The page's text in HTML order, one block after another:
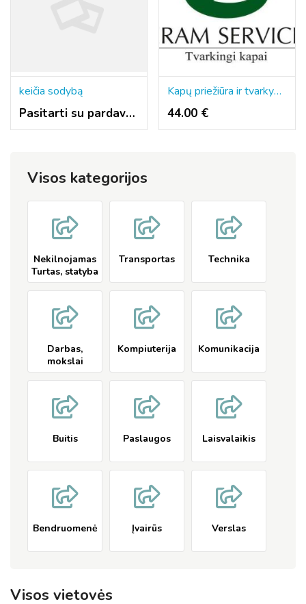
keičia sodybą
Pasitarti su pardavėju
Kapų priežiūra ir tvarkymas visoje Lietuvoje
44.00 €
Visos kategorijos
Nekilnojamas
Turtas, statyba
Transportas Technika
Darbas,
mokslai
Kompiuterija Komunikacija
Buitis Paslaugos Laisvalaikis
Bendruomenė Įvairūs Verslas
Visos vietovės